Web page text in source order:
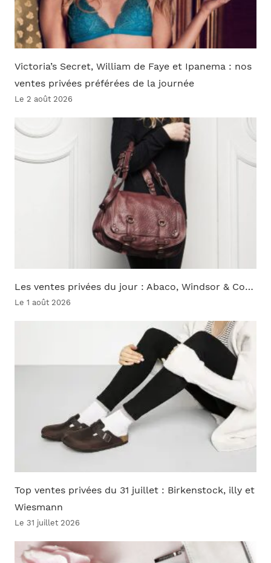
Victoria’s Secret, William de Faye et Ipanema : nos
ventes privées préférées de la journée
Le 2 août 2026
Les ventes privées du jour : Abaco, Windsor & Co…
Le 1 août 2026
Top ventes privées du 31 juillet : Birkenstock, illy et
Wiesmann
Le 31 juillet 2026